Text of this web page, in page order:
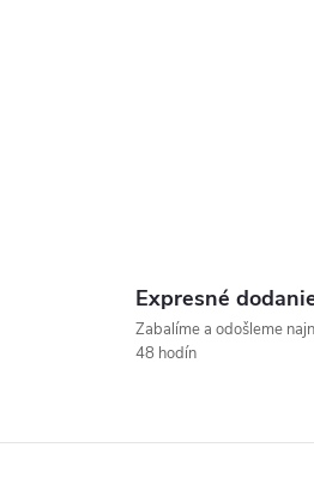
Expresné
Zabalíme a odošleme
48 hodín